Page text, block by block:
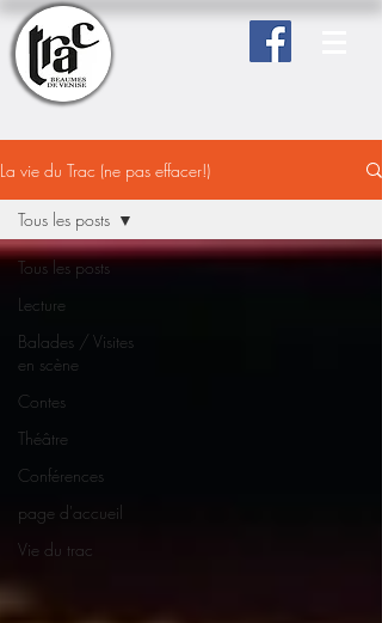
La vie du Trac (ne pas effacer!)
Tous les posts
Lecture
Balades / Visites
en scène
Contes
Théâtre
Conférences
page d'accueil
Vie du trac
Tous les posts